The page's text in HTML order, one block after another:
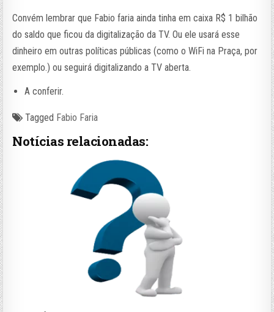
Convém lembrar que Fabio faria ainda tinha em caixa R$ 1 bilhão
do saldo que ficou da digitalização da TV. Ou ele usará esse
dinheiro em outras políticas públicas (como o WiFi na Praça, por
exemplo.) ou seguirá digitalizando a TV aberta.
A conferir.
Tagged Fabio Faria
Notícias relacionadas: